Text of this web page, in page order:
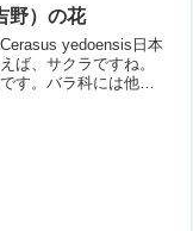
ね。...
野）の花
yedoensis日本
ば、サクラですね。
す。バラ科には他に